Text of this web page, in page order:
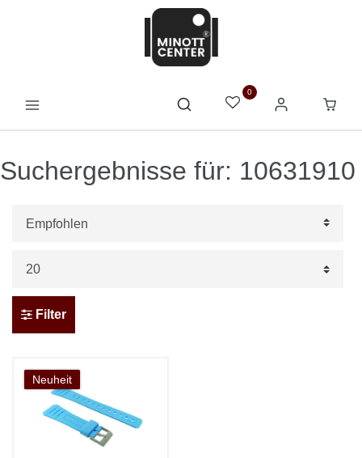
0
Suchergebnisse für: 10631910
Filter
Neuheit